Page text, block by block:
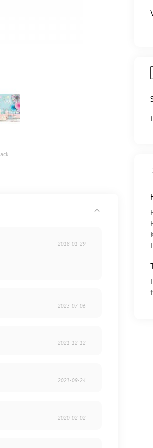
2018-01-29
2023-07-06
2021-12-12
2021-09-24
2020-02-02